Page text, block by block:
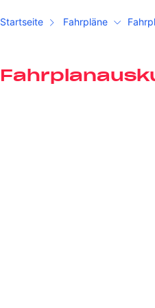
Startseite Fahrpläne